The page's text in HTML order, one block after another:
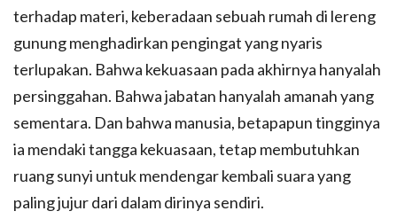
terhadap materi, keberadaan sebuah rumah di lereng
gunung menghadirkan pengingat yang nyaris
terlupakan. Bahwa kekuasaan pada akhirnya hanyalah
persinggahan. Bahwa jabatan hanyalah amanah yang
sementara. Dan bahwa manusia, betapapun tingginya
ia mendaki tangga kekuasaan, tetap membutuhkan
ruang sunyi untuk mendengar kembali suara yang
paling jujur dari dalam dirinya sendiri.